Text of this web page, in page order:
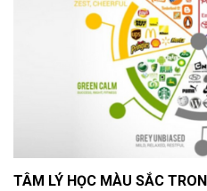
TÂM LÝ HỌC MÀU SẮC